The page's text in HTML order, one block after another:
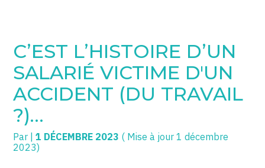
SOGECC – Noisy
SOGECC – République
SOGECC – Turbigo
COMMERÇANTS
GROUPE
SCI / LMNP
PROFESSIONS LIBÉRALES
Gérer votre quotidien
Piloter votre entreprise
Développer votre entreprise
Construire votre patrimoine
C’EST L’HISTOIRE D’UN
SALARIÉ VICTIME D'UN
ACCIDENT (DU TRAVAIL
?)…
Par |1 DÉCEMBRE 2023 ( Mise à jour 1 décembre
2023)